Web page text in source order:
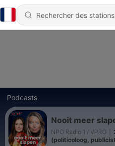
Podcasts
Nooit meer
NPO Radio 1 / VPRO
(politicoloog,